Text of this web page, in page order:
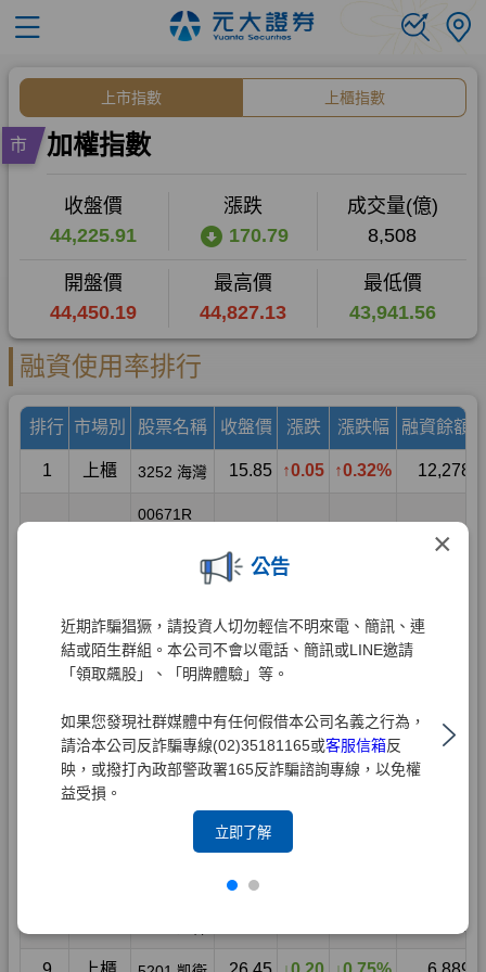
×
公告
近期詐騙猖獗，請投資人切勿輕信不明來電、簡訊、連
結或陌生群組。本公司不會以電話、簡訊或LINE邀請
「領取飆股」、「明牌體驗」等。
如果您發現社群媒體中有任何假借本公司名義之行為，
請洽本公司反詐騙專線(02)35181165或客服信箱反
映，或撥打內政部警政署165反詐騙諮詢專線，以免權
益受損。
立即了解